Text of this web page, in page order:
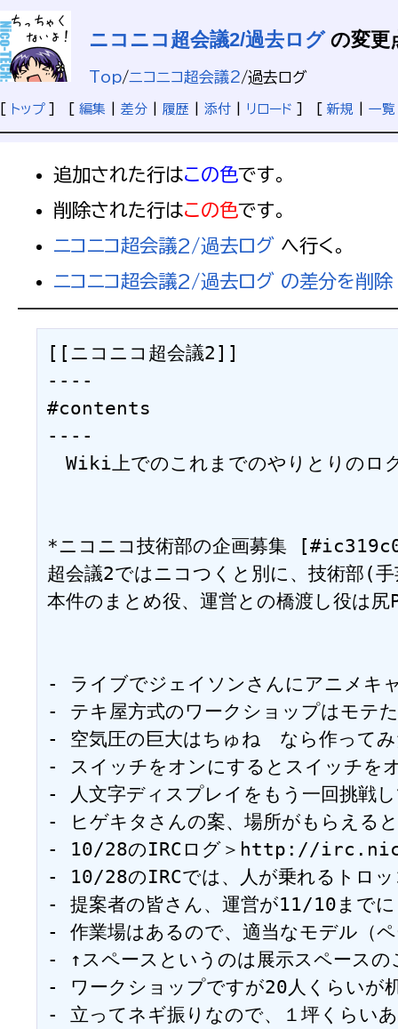
ニコニコ超会議2/過去ログの変更
Top/ニコニコ超会議2/過去ログ
トップ] [ 編集 差分 履歴 添付 リロード 新規 一覧
追加された行はこの色です。
削除された行はこの色です。
ニコニコ超会議2/過去ログ へ行く。
ニコニコ超会議2/過去ログ の差分を削除
[[ニコニコ超会議2]]
----
#contents
----
Wiki上でのこれまでのやりとりのロ
*ニコニコ技術部の企画募集
超会議2ではニコつくと別に、技術部(
本件のまとめ役、運営との橋渡
- ライブでジェイソンさんにアニ
- テキ屋方式のワークショップはモ
- 空気圧の巨大はちゅね　なら作
- スイッチをオンにするとスイッ
- 人文字ディスプレイをもう一回
- ヒゲキタさんの案、場所がもらえ
- 10/28のIRCログ＞http://
- 10/28のIRCでは、人が乗れるトロ
- 提案者の皆さん、運営が11/10まで
- 作業場はあるので、適当なモデル
- ↑スペースというのは展示スペー
- ワークショップですが20人くらい
- 立ってネギ振りなので、１坪く